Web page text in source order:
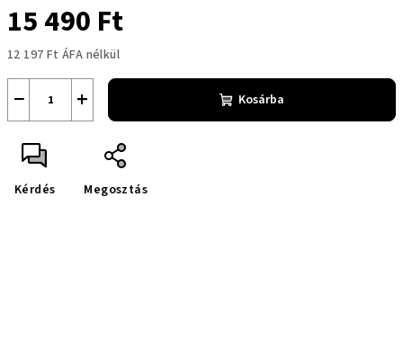
15 490 Ft
12 197 Ft ÁFA nélkül
+
− Kosárba
Kérdés Megosztás